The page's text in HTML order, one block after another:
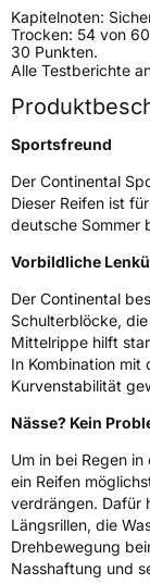
EU Label
EffizienzC
Nasshaftung
Rollgeräusch
Rollgeräusch (dB)
FahrzeugklasseC1
3PMSF /
EPREL ID643914
Allgemeine
Herstellerkontakt
Kapitelnoten:
Trocken: 54 von
30 Punkten.
Alle Testberichte
Sportsfreund
Der Continental
Dieser Reifen ist
deutsche Sommer
Vorbildliche
Der Continental
Schulterblöcke,
Mittelrippe hilft
In Kombination mit
Kurvenstabilität
Nässe? Kein
Um in bei Regen
ein Reifen
verdrängen. Dafür
Längsrillen, die
Drehbewegung
Nasshaftung und